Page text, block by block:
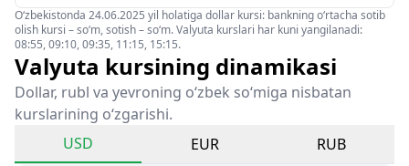
O‘zbekistonda 24.06.2025 yil holatiga dollar kursi: bankning o‘rtacha sotib
olish kursi – so‘m, sotish – so‘m. Valyuta kurslari har kuni yangilanadi:
08:55, 09:10, 09:35, 11:15, 15:15.
Valyuta kursining dinamikasi
Dollar, rubl va yevroning o‘zbek so‘miga nisbatan
kurslarining o‘zgarishi.
USD
EUR RUB